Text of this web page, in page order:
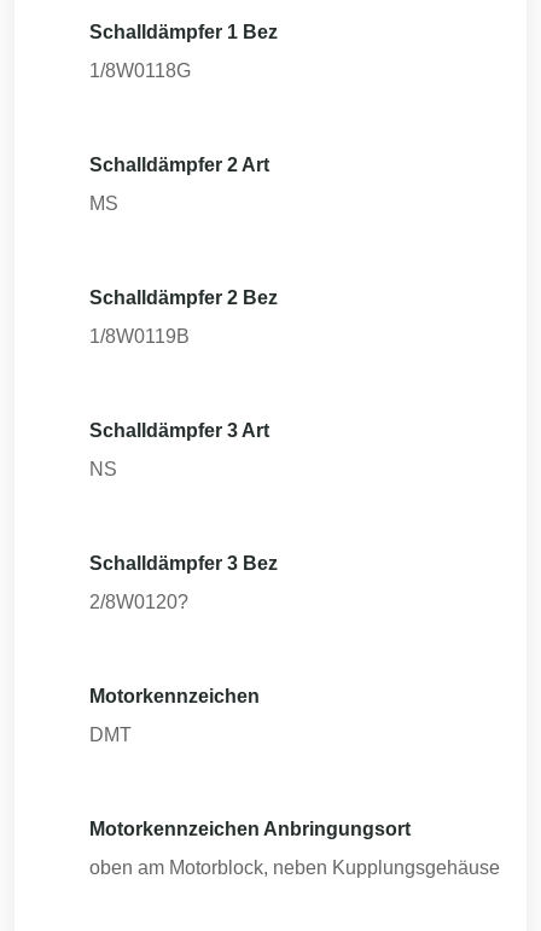
Schalldämpfer 1 Bez
1/8W0118G
Schalldämpfer 2 Art
MS
Schalldämpfer 2 Bez
1/8W0119B
Schalldämpfer 3 Art
NS
Schalldämpfer 3 Bez
2/8W0120?
Motorkennzeichen
DMT
Motorkennzeichen Anbringungsort
oben am Motorblock, neben Kupplungsgehäuse